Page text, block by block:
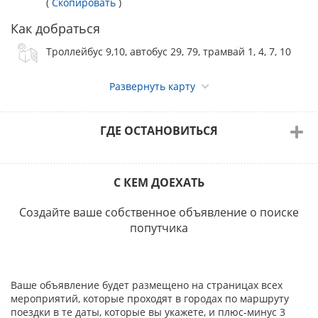
- пожалуйста, в заявочном листе указывайте
действительные контакты (телефон и e-mail).
Убедитесь, что уведомления с ЗООПОРТАЛА поступают
на Вашу почту.
указанных документов, а также предоставления
регистрация собак для участия их в выставке не
Для правильного внесения в Каталог выставки
сведений о собаке при заполнении квитанции или
целевого взноса на организацию и проведение
выставки необходимо указать:
- ФИО владельца собаки.
Взнос владельцу собаки возвращается только в случае
Как добраться
Троллейбус 9,10, автобус 29, 79, трамвай 1, 4, 7, 10
Развернуть карту
ГДЕ ОСТАНОВИТЬСЯ
С КЕМ ДОЕХАТЬ
Создайте ваше собственное объявление о поиске
попутчика
Ваше объявление будет размещено на страницах всех
мероприятий, которые проходят в городах по маршруту
поездки в те даты, которые вы укажете, и плюс-минус 3